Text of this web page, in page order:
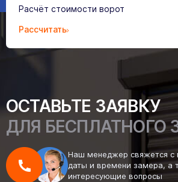
Расчёт стоимости ворот
Рассчитать
ОСТАВЬТЕ ЗАЯВКУ
ДЛЯ БЕСПЛАТНОГО
Наш менеджер свяжется с
даты и времени замера, а
интересующие вопросы